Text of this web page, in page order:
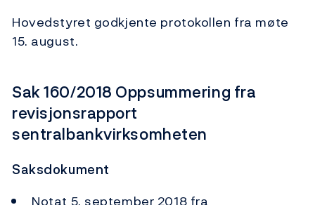
Hovedstyret godkjente protokollen fra møte
15. august.
Sak 160/2018 Oppsummering fra
revisjonsrapport
sentralbankvirksomheten
Saksdokument